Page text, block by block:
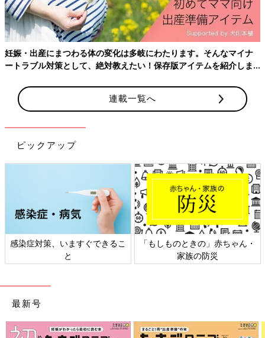
妊娠・出産にまつわる体の変化は多岐にわたります。そんなマイナ
ートラブル対策として、絶対教えたい！保存版アイテムを紹介しま
連載一覧へ
ピックアップ
感染症対策、いますぐできるこ
と
「もしものときの」赤ちゃん・
家族の防災
最新号